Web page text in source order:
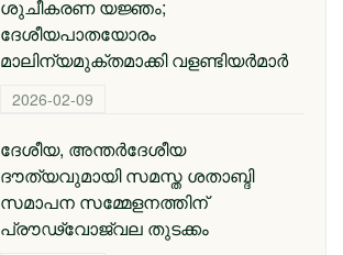
ശുചീകരണ യജ്ഞം;
ദേശീയപാതയോരം
മാലിന്യമുക്തമാക്കി വളണ്ടിയർമാർ
2026-02-09
ദേശീയ, അന്തര്‍ദേശീയ
ദൗത്യവുമായി സമസ്ത ശതാബ്ദി
സമാപന സമ്മേളനത്തിന്
പ്രൗഢ്വോജ്വല തുടക്കം